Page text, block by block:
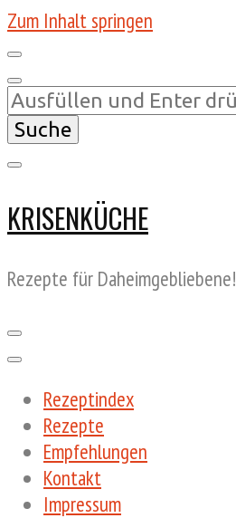
Zum Inhalt springen
Suchst
du
nach
KRISENKÜCHE
Rezepte für Daheimgebliebene!
Rezeptindex
Rezepte
Empfehlungen
Kontakt
Impressum